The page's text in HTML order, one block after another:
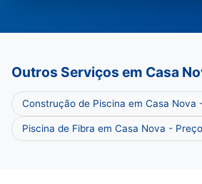
Outros Serviços em Casa
Construção de Piscina em Casa Nova
Piscina de Fibra em Casa Nova -